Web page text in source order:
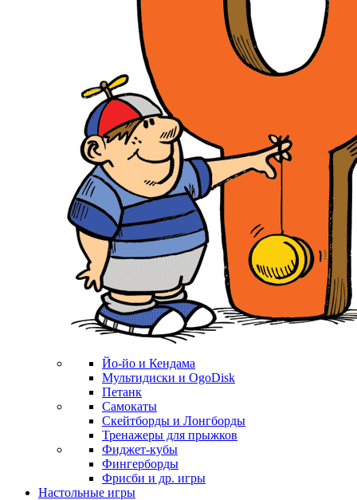
Йо-йо и Кендама
Мультидиски и OgoDisk
Петанк
Самокаты
Скейтборды и Лонгборды
Тренажеры для прыжков
Фиджет-кубы
Фингерборды
Фрисби и др. игры
Настольные игры